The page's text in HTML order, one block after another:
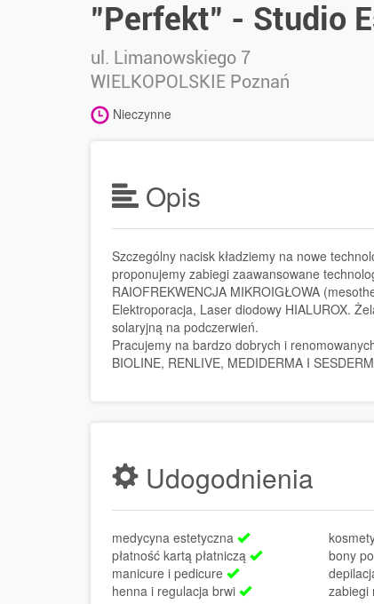
"Perfekt" - Studio
ul. Limanowskiego 7
WIELKOPOLSKIE Poznań
Nieczynne
Opis
Szczególny nacisk kładziemy na nowe
proponujemy zabiegi zaawansowane
RAIOFREKWENCJA MIKROIGŁOWA
Elektroporacja, Laser diodowy HIALUROX.
solaryjną na podczerwień.
Pracujemy na bardzo dobrych i
BIOLINE, RENLIVE, MEDIDERMA I
Udogodnienia
medycyna estetyczna
płatność kartą płatniczą
bony
manicure i pedicure
henna i regulacja brwi
zabiegi